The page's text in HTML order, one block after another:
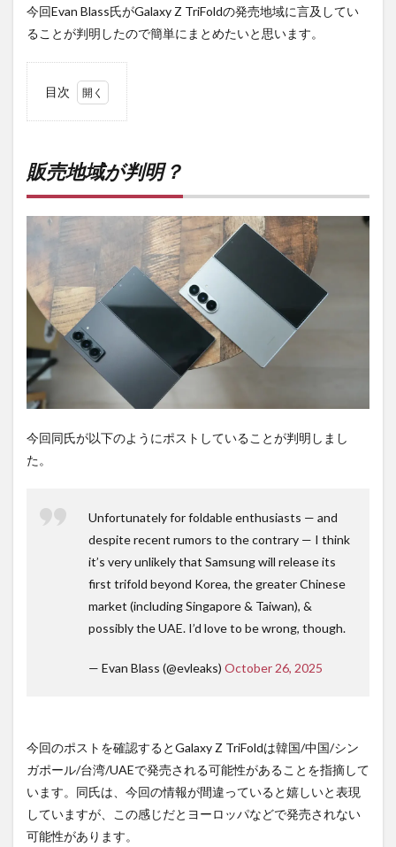
今回Evan Blass氏がGalaxy Z TriFoldの発売地域に言及してい
ることが判明したので簡単にまとめたいと思います。
目次
が判
明？
PR)
間不
要の
オン
ライ
ンシ
ョッ
プが
おす
め！
販売地域が判明？
今回同氏が以下のようにポストしていることが判明しまし
た。
Unfortunately for foldable enthusiasts — and
despite recent rumors to the contrary — I think
it’s very unlikely that Samsung will release its
first trifold beyond Korea, the greater Chinese
market (including Singapore & Taiwan), &
possibly the UAE. I’d love to be wrong, though.
— Evan Blass (@evleaks) October 26, 2025
今回のポストを確認するとGalaxy Z TriFoldは韓国/中国/シン
ガポール/台湾/UAEで発売される可能性があることを指摘して
います。同氏は、今回の情報が間違っていると嬉しいと表現
していますが、この感じだとヨーロッパなどで発売されない
可能性があります。